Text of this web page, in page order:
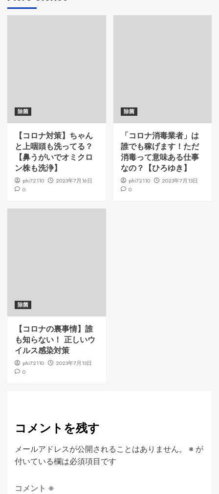
除菌
【コロナ対策】ちゃん
と上咽頭も洗ってる？
【鼻うがいでオミクロ
ン株も洗浄】
phi72110
2023年7月16日
0
除菌
「コロナ消毒業者」は
誰でも稼げます！ただ
消毒って意味ある仕事
なの？【ひろゆき】
phi72110
2023年7月13日
0
除菌
【コロナの裏事情】誰
も知らない！ 正しいウ
イルス感染対策
phi72110
2023年7月13日
0
コメントを残す
メールアドレスが公開されることはありません。 ※ が
付いている欄は必須項目です
コメント ※